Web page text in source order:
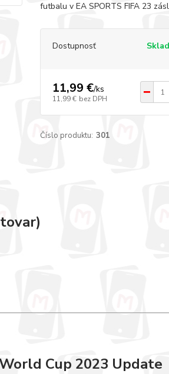
futbalu v EA SPORTS FIFA 23
Dostupnosť
11,99 €/ks
11,99 € bez DPH
Číslo produktu: 301
Cup 2023 Update